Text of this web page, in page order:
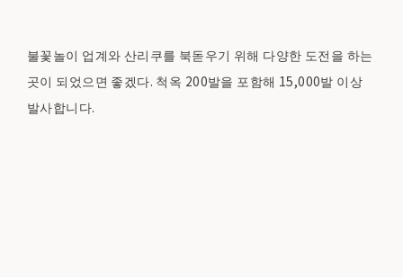
불꽃놀이 업계와 산리쿠를 북돋우기 위해 다양한 도전을 하는
곳이 되었으면 좋겠다. 척옥 200발을 포함해 15,000발 이상
발사합니다.